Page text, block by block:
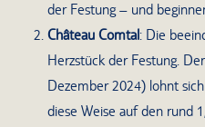
der Festung – und
Château Comtal: Die
Herzstück der Festung.
Dezember 2024) lohnt
diese Weise auf den rund